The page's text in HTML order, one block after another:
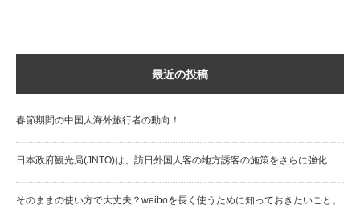
最近の投稿
春節期間の中国人海外旅行者の動向！
日本政府観光局(JNTO)は、訪日外国人客の地方誘客の施策をさらに強化
そのままの使い方で大丈夫？weiboを長く使うために知っておきたいこと。